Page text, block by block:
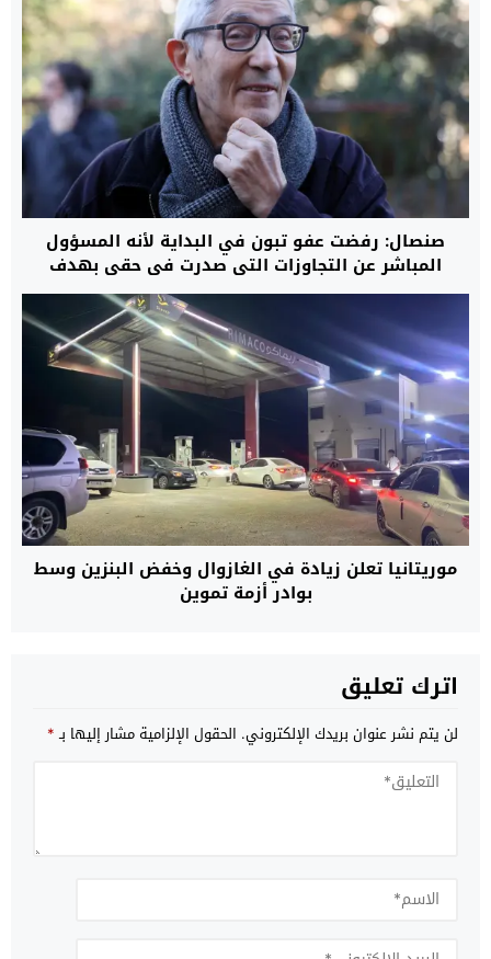
صنصال: رفضت عفو تبون في البداية لأنه المسؤول
المباشر عن التجاوزات التي صدرت في حقي بهدف
إسكات صوتي
موريتانيا تعلن زيادة في الغازوال وخفض البنزين وسط
بوادر أزمة تموين
اترك تعليق
لن يتم نشر عنوان بريدك الإلكتروني. الحقول الإلزامية مشار إليها بـ*